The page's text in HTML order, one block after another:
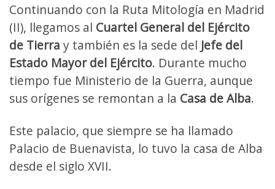
Continuando con la Ruta Mitología en Madrid
(II), llegamos al Cuartel General del Ejército
de Tierra y también es la sede del Jefe del
Estado Mayor del Ejército. Durante mucho
tiempo fue Ministerio de la Guerra, aunque
sus orígenes se remontan a la Casa de Alba.
Este palacio, que siempre se ha llamado
Palacio de Buenavista, lo tuvo la casa de Alba
desde el siglo XVII.